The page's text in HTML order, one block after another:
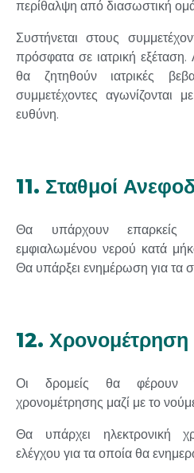
περίθαλψη από διασωστική
Συστήνεται στους
πρόσφατα σε ιατρική
θα ζητηθούν ιατρικές
συμμετέχοντες αγωνίζονται
ευθύνη.
11. Σταθμοί
Θα υπάρχουν επαρκείς
εμφιαλωμένου νερού κατά
Θα υπάρξει ενημέρωση για τα
12. Χρονομέτρηση
Οι δρομείς θα φέρουν
χρονομέτρησης μαζί με το
Θα υπάρχει ηλεκτρονική
ελέγχου για τα οποία θα